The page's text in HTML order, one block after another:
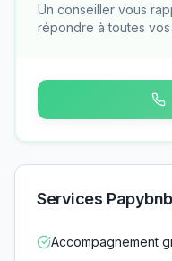
Un conseiller vous
répondre à toutes
Services Papybnb
Accompagnement